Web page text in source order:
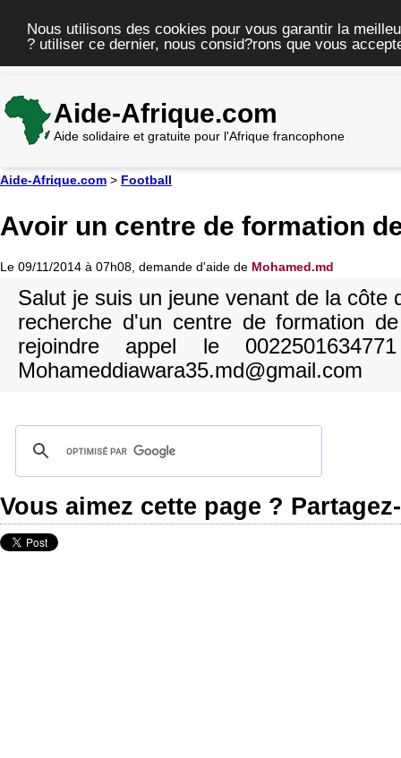
Nous utilisons des cookies pour vous garantir la
? utiliser ce dernier, nous consid?rons que vous
Aide-Afrique.com
Aide solidaire et gratuite pour l'Afrique francophone
Aide-Afrique.com > Football
Avoir un centre de formation
Le 09/11/2014 à 07h08, demande d'aide de Mohamed.md
Salut je suis un jeune venant de la côte
recherche d'un centre de formation
rejoindre appel le
Mohameddiawara35.md@gmail.com
Vous aimez cette page ?